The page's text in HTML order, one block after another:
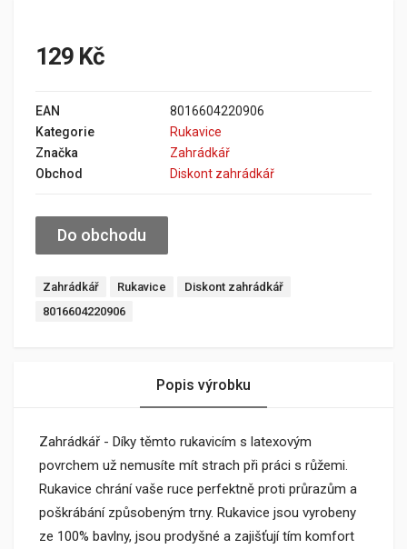
129 Kč
EAN
8016604220906
Kategorie
Rukavice
Značka
Zahrádkář
Obchod
Diskont zahrádkář
Do obchodu
Zahrádkář Rukavice
Diskont zahrádkář
8016604220906
Popis výrobku
Zahrádkář - Díky těmto rukavicím s latexovým
povrchem už nemusíte mít strach při práci s růžemi.
Rukavice chrání vaše ruce perfektně proti průrazům a
poškrábání způsobeným trny. Rukavice jsou vyrobeny
ze 100% bavlny, jsou prodyšné a zajišťují tím komfort